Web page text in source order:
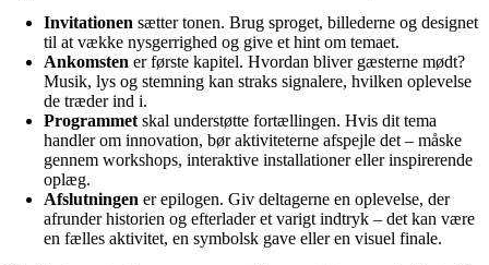
Invitationen sætter tonen. Brug sproget, billederne og designet
til at vække nysgerrighed og give et hint om temaet.
Ankomsten er første kapitel. Hvordan bliver gæsterne mødt?
Musik, lys og stemning kan straks signalere, hvilken oplevelse
de træder ind i.
Programmetskal understøtte fortællingen. Hvis dit tema
handler om innovation, bør aktiviteterne afspejle det – måske
gennem workshops, interaktive installationer eller inspirerende
oplæg.
Afslutningen er epilogen. Giv deltagerne en oplevelse, der
afrunder historien og efterlader et varigt indtryk – det kan være
en fælles aktivitet, en symbolsk gave eller en visuel finale.